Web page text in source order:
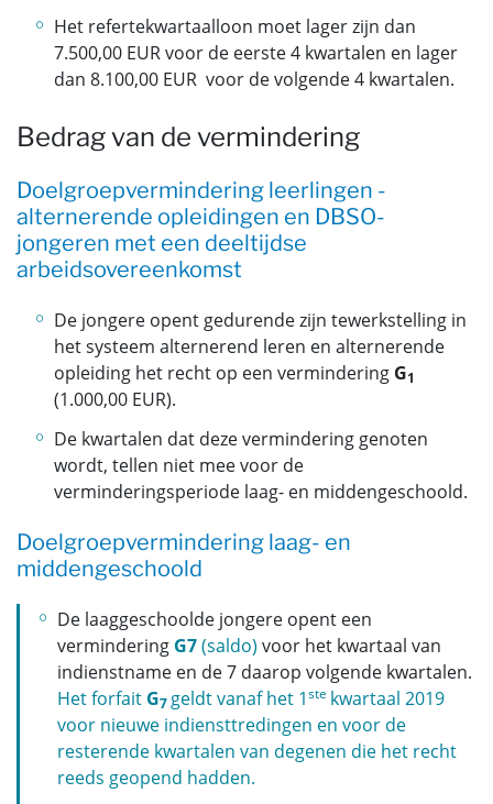
Het refertekwartaalloon moet lager zijn dan
7.500,00 EUR voor de eerste 4 kwartalen en lager
dan 8.100,00 EUR voor de volgende 4 kwartalen.
Bedrag van de vermindering
Doelgroepvermindering leerlingen -
alternerende opleidingen en DBSO-
jongeren met een deeltijdse
arbeidsovereenkomst
De jongere opent gedurende zijn tewerkstelling in
het systeem alternerend leren en alternerende
opleiding het recht op een vermindering G1
(1.000,00 EUR).
De kwartalen dat deze vermindering genoten
wordt, tellen niet mee voor de
verminderingsperiode laag- en middengeschoold.
Doelgroepvermindering laag- en
middengeschoold
De laaggeschoolde jongere opent een
vermindering G7(saldo) voor het kwartaal van
indienstname en de 7 daarop volgende kwartalen.
Het forfait G7 geldt vanaf het 1ste kwartaal 2019
voor nieuwe indiensttredingen en voor de
resterende kwartalen van degenen die het recht
reeds geopend hadden.